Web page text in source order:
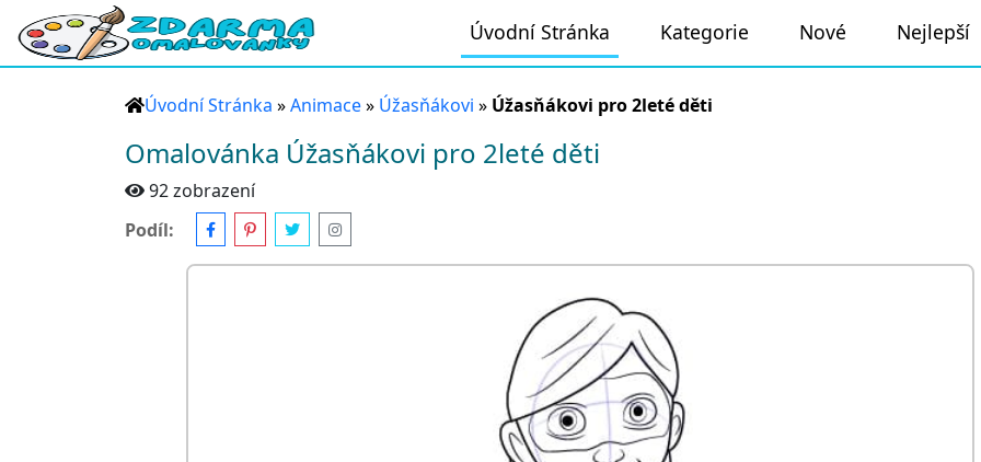
Úvodní Stránka Kategorie Nové Nejlepší
Úvodní Stránka »Animace» Úžasňákovi » Úžasňákovi pro 2leté děti
Omalovánka Úžasňákovi pro 2leté děti
92 zobrazení
Podíl: